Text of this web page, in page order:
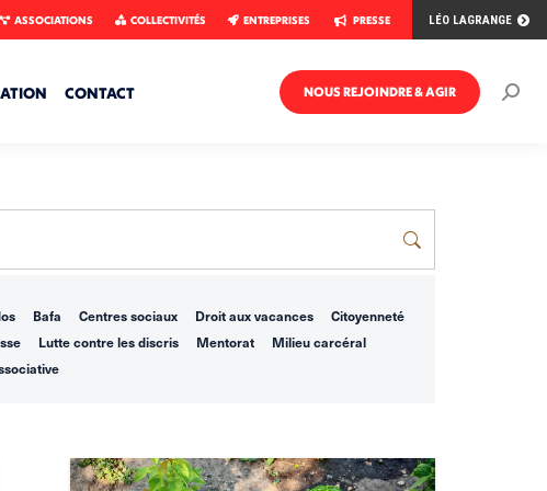
ASSOCIATIONS COLLECTIVITÉS ENTREPRISES PRESSE LÉO LAGRANGE
CONTACT NOUS REJOINDRE & AGIR
Bafa Centres sociaux Droit aux vacances
Citoyenneté
Lutte contre les discris Mentorat
Milieu carcéral